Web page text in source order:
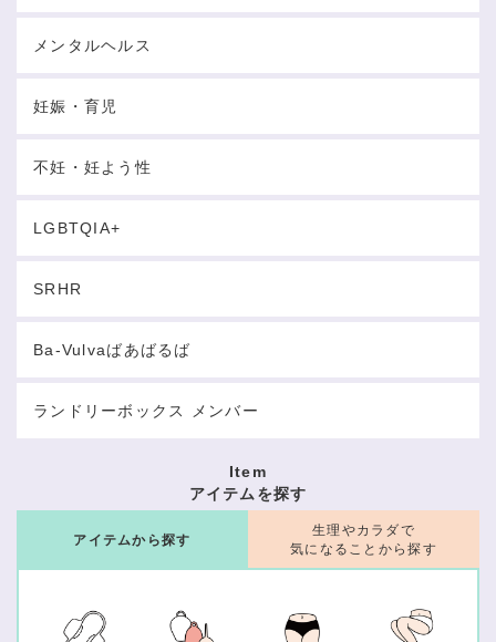
メンタルヘルス
妊娠・育児
不妊・妊よう性
LGBTQIA+
SRHR
Ba-Vulvaばあばるば
ランドリーボックス メンバー
Item
アイテムを探す
アイテムから探す
生理やカラダで
気になることから探す